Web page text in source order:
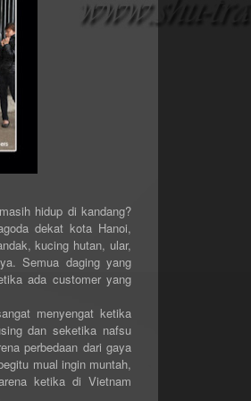
hidup di kandang?
dekat kota Hanoi,
kucing hutan, ular,
Semua daging yang
ada customer yang
menyengat ketika
dan seketika nafsu
perbedaan dari gaya
mual ingin muntah,
ketika di Vietnam